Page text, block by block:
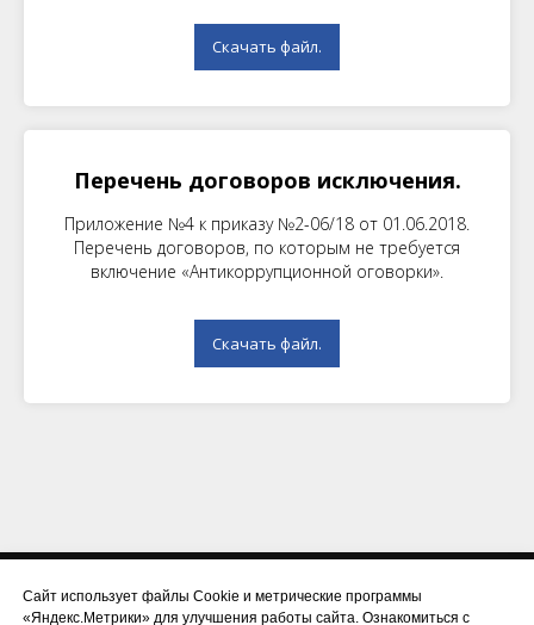
Сайт использует файлы Cookie и метрические программы
«Яндекс.Метрики» для улучшения работы сайта. Ознакомиться с
Скачать файл.
Перечень договоров исключения.
Приложение №4 к приказу №2-06/18 от 01.06.2018.
Перечень договоров, по которым не требуется
включение «Антикоррупционной оговорки».
Скачать файл.